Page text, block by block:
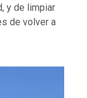
y de limpiar
de volver a